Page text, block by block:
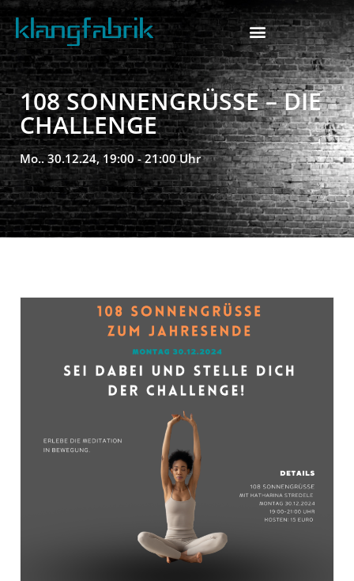
108 SONNENGRÜSSE – DIE C
HALLENGE
Mo.. 30.12.24, 19:00 - 21:00 Uhr